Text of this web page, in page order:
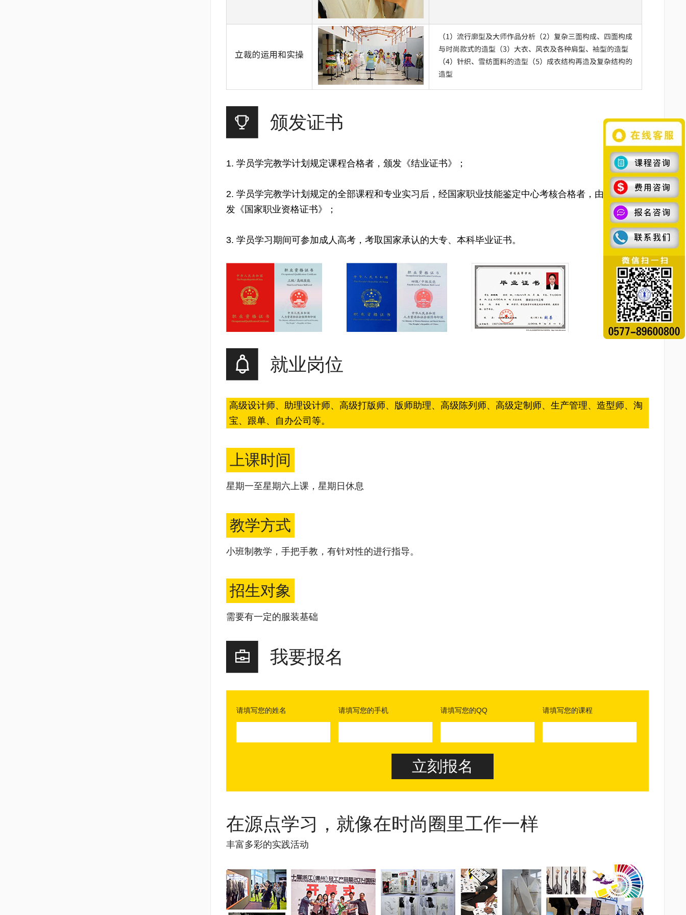
颁发证书
1. 学员学完教学计划规定课程合格者，颁发《结业证书》；
2. 学员学完教学计划规定的全部课程和专业实习后，经国家职业技能鉴定中心考核合格者，由人社局颁
发《国家职业资格证书》；
3. 学员学习期间可参加成人高考，考取国家承认的大专、本科毕业证书。
就业岗位
高级设计师、助理设计师、高级打版师、版师助理、高级陈列师、高级定制师、生产管理、造型师、淘
宝、跟单、自办公司等。
上课时间
星期一至星期六上课，星期日休息
教学方式
小班制教学，手把手教，有针对性的进行指导。
招生对象
需要有一定的服装基础
我要报名
请填写您的姓名 请填写您的手机 请填写您的QQ 请填写您的课程
在源点学习，就像在时尚圈里工作一样
丰富多彩的实践活动